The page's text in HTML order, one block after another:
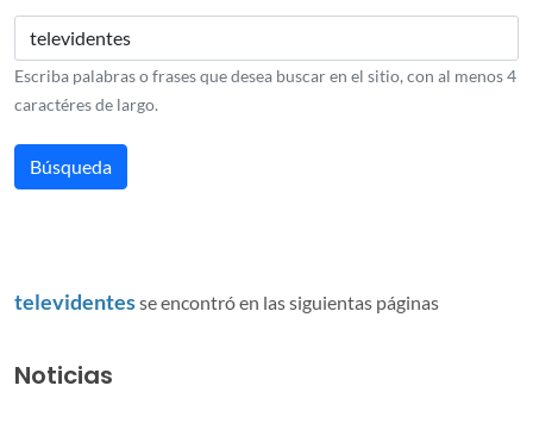
Escriba palabras o frases que desea buscar en el sitio, con al menos 4
caractéres de largo.
televidentesse encontró en las siguientas páginas
Noticias